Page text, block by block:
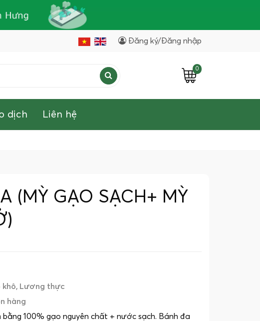
Đăng ký/Đăng nhập
0
dịch Liên hệ
(MỲ GẠO SẠCH+ MỲ
khô
Lương thực
hàng
100% gạo nguyên chất + nước sạch. Bánh đa